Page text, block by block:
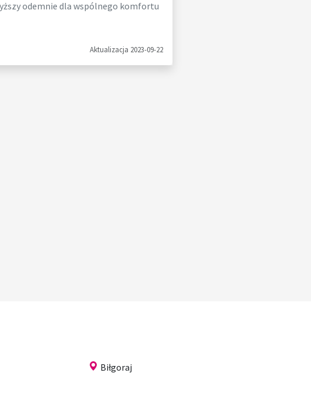
odemnie dla wspólnego komfortu
Aktualizacja 2023-09-22
Biłgoraj